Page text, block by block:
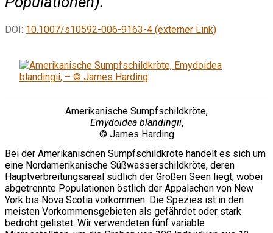
DOI: 10.1007/s10592-006-9163-4 (externer Link)
Amerikanische Sumpfschildkröte,
Emydoidea blandingii,
© James Harding
Bei der Amerikanischen Sumpfschildkröte handelt es sich um
eine Nordamerikanische Süßwasserschildkröte, deren
Hauptverbreitungsareal südlich der Großen Seen liegt; wobei
abgetrennte Populationen östlich der Appalachen von New
York bis Nova Scotia vorkommen. Die Spezies ist in den
meisten Vorkommensgebieten als gefährdet oder stark
bedroht gelistet. Wir verwendeten fünf variable